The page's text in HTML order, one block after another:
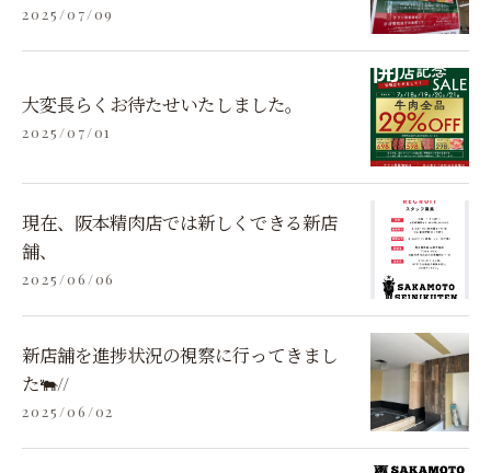
2025/07/09
大変長らくお待たせいたしました。
2025/07/01
現在、阪本精肉店では新しくできる新店
舗、
2025/06/06
新店舗を進捗状況の視察に行ってきまし
た🐃//
2025/06/02